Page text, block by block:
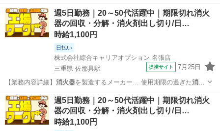
週5日勤務｜20～50代活躍中｜期限切れ消火
器の回収・分解・消火剤出し切り/日…
時給1,100円
日払い
株式会社綜合キャリアオプション 名張店
三重県 佐那具駅
提携サイト 7月25日
【業務内容詳細】 消火器 を製造するメーカー… 使用期限の過ぎた消火
器を回収し、 分解と… 報】使用期限切れの消火器 【職場の雰囲気…
三重 伊賀市 佐那具駅
週5日勤務｜20～50代活躍中｜期限切れ消火
器の回収・分解・消火剤出し切り/日…
時給1,100円